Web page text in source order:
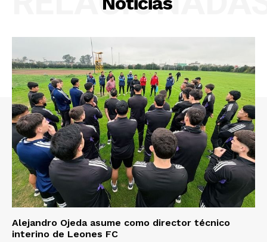
Alejandro Ojeda asume como director técnico
interino de Leones FC